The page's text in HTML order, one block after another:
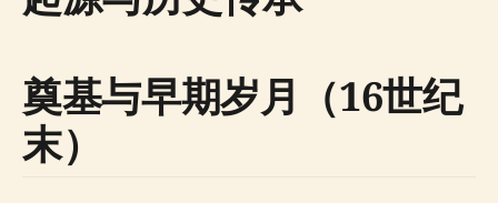
奠基与早期岁月（16世纪
末）